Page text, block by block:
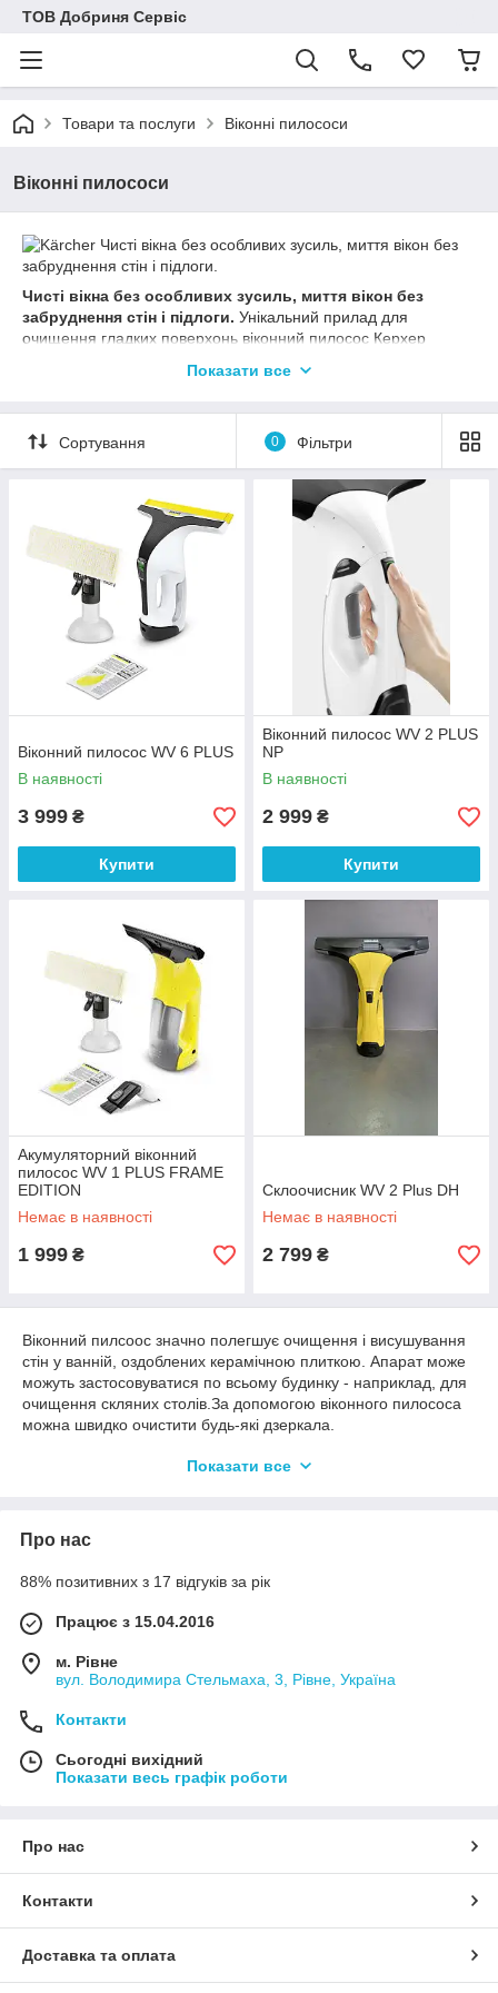
ТОВ Добриня Сервіс
Товари та послуги Віконні пилососи
Віконні пилососи
Чисті вікна без особливих зусиль, миття вікон без
забруднення стін і підлоги. Унікальний прилад для
очищення гладких поверхонь віконний пилосос Керхер
плитку, не залишаючи на них смуг і розводів. Інноваційна
вікон стає більш гігієнічною, без допускання потьків.
Акумуляторний привід додає апарату істотну гнучкість у
Показати все
Сортування 0 Фільтри
Віконний пилосос WV 6 PLUS
В наявності
3 999 ₴
Купити
Віконний пилосос WV 2 PLUS
NP
В наявності
2 999 ₴
Купити
Акумуляторний віконний
пилосос WV 1 PLUS FRAME
EDITION
Немає в наявності
1 999 ₴
Склоочисник WV 2 Plus DH
Немає в наявності
2 799 ₴
Віконний пилсоос значно полегшує очищення і висушування
стін у ванній, оздоблених керамічною плиткою. Апарат може
можуть застосовуватися по всьому будинку - наприклад, для
очищення скляних столів.За допомогою віконного пилососа
можна швидко очистити будь-які дзеркала.
Показати все
Про нас
88% позитивних з 17 відгуків за рік
Працює з 15.04.2016
м. Рівне
вул. Володимира Стельмаха, 3, Рівне, Україна
Контакти
Сьогодні вихідний
Показати весь графік роботи
Про нас
Контакти
Доставка та оплата